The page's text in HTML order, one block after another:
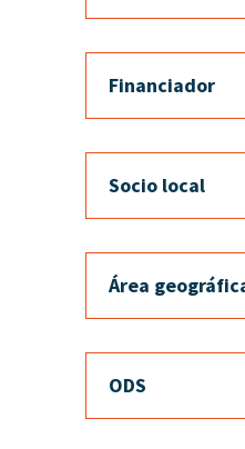
Financiador
Socio local
Área
ODS